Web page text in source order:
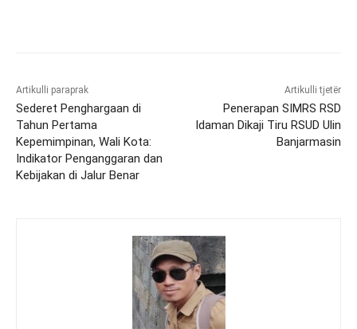
Artikulli paraprak
Sederet Penghargaan di
Tahun Pertama
Kepemimpinan, Wali Kota:
Indikator Penganggaran dan
Kebijakan di Jalur Benar
Artikulli tjetër
Penerapan SIMRS RSD
Idaman Dikaji Tiru RSUD Ulin
Banjarmasin